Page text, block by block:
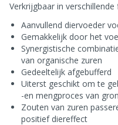
Verkrijgbaar in
Aanvullend diervoeder
Gemakkelijk door het
Synergistische
van organische zuren
Gedeeltelijk afgebufferd
Uiterst geschikt om te
-en mengproces van
Zouten van zuren
positief diereffect